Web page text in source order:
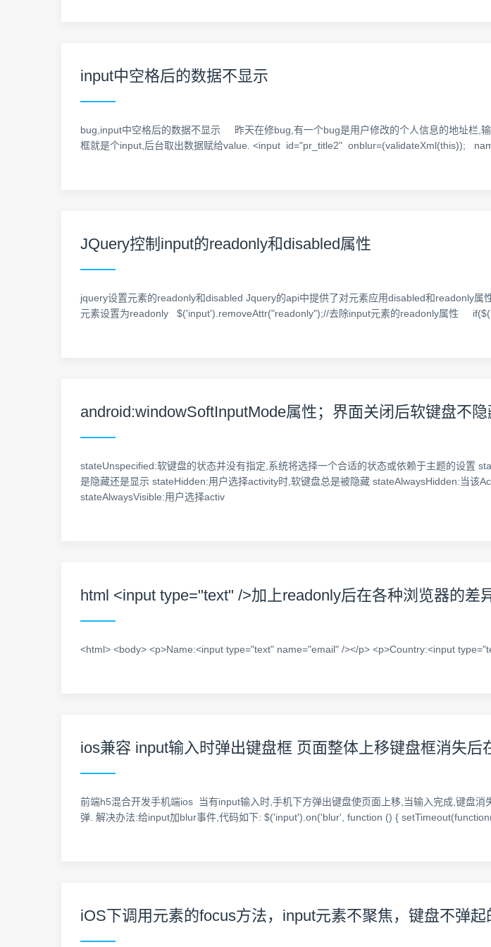
input中空格后的数据不显示
bug,input中空格后的数据不显示 昨天在修bug,有一个bug是用户修改的个人信息的地址栏,
框就是个input,后台取出数据赋给value. <input id="pr_title2" onblur=(validateXml(this));
JQuery控制input的readonly和disabled属性
jquery设置元素的readonly和disabled Jquery的api中提供了对元素应用disabled和readonly
元素设置为readonly $('input').removeAttr("readonly");//去除input元素的readonly属性
android:windowSoftInputMode属性；界面关闭后软键盘不隐
stateUnspecified:软键盘的状态并没有指定,系统将选择一个合适的状态或依赖于主题的设置
是隐藏还是显示 stateHidden:用户选择activity时,软键盘总是被隐藏 stateAlwaysHidden:当该
stateAlwaysVisible:用户选择activ
html <input type="text" />加上readonly后在各种浏览器的差异
<html> <body> <p>Name:<input type="text" name="email" /></p> <p>Country:<input
ios兼容 input输入时弹出键盘框 页面整体上移键盘框消失后
前端h5混合开发手机端ios 当有input输入时,手机下方弹出键盘使页面上移,当输入完成,键盘
弹. 解决办法:给input加blur事件,代码如下: $('input').on('blur', function () {
iOS下调用元素的focus方法，input元素不聚焦，键盘不弹起